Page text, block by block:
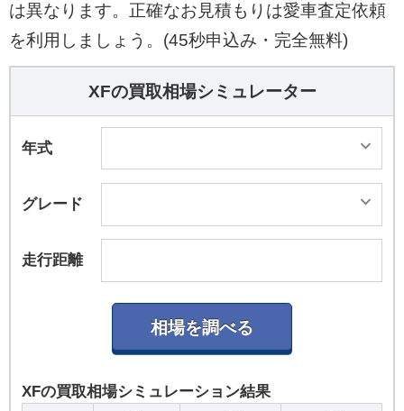
は異なります。正確なお見積もりは愛車査定依頼
を利用しましょう。(45秒申込み・完全無料)
XFの買取相場シミュレーター
年式
グレード
走行距離
XFの買取相場シミュレーション結果